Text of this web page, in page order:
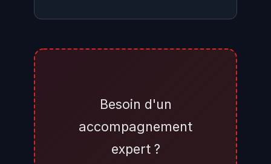
sémantique des langages qu'il
Python, C/C++, Go, etc.). La
détection IA étend la couverture
Besoin d'un
accompagnement
expert ?